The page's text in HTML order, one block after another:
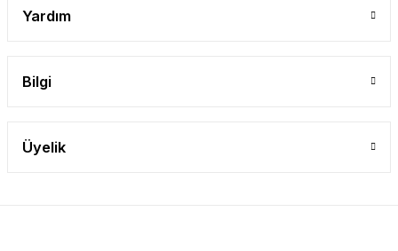
Yardım
Bilgi
Üyelik